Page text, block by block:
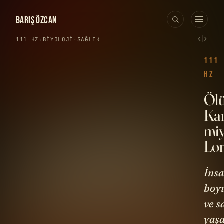
BARIŞ ÖZCAN
111 HZ › BIYOLOJI · SAĞLIK ‹ ›
111
HZ
ve